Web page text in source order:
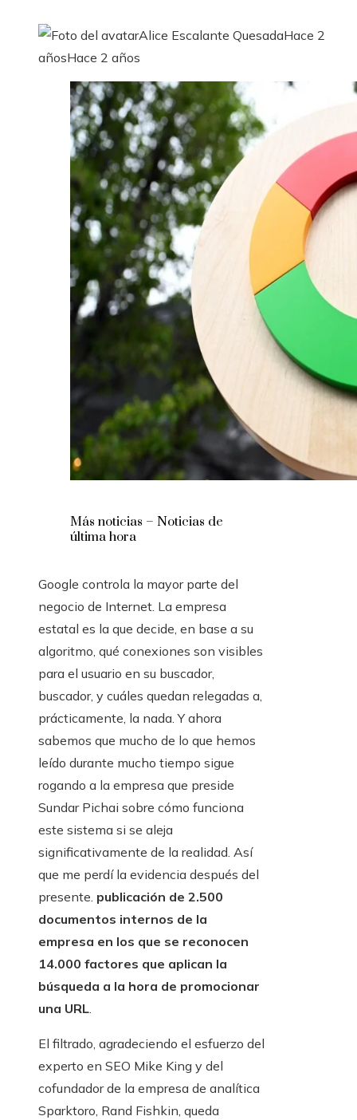
Alice Escalante QuesadaHace 2
añosHace 2 años
Más noticias – Noticias de
última hora
Google controla la mayor parte del
negocio de Internet. La empresa
estatal es la que decide, en base a su
algoritmo, qué conexiones son visibles
para el usuario en su buscador,
buscador, y cuáles quedan relegadas a,
prácticamente, la nada. Y ahora
sabemos que mucho de lo que hemos
leído durante mucho tiempo sigue
rogando a la empresa que preside
Sundar Pichai sobre cómo funciona
este sistema si se aleja
significativamente de la realidad. Así
que me perdí la evidencia después del
presente. publicación de 2.500
documentos internos de la
empresa en los que se reconocen
14.000 factores que aplican la
búsqueda a la hora de promocionar
una URL.
El filtrado, agradeciendo el esfuerzo del
experto en SEO Mike King y del
cofundador de la empresa de analítica
Sparktoro, Rand Fishkin, queda